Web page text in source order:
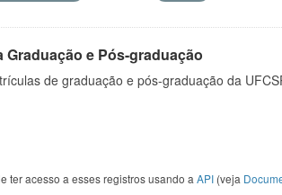
Graduação e Pós-graduação
de graduação e pós-graduação da
ter acesso a esses registros usando a API (veja